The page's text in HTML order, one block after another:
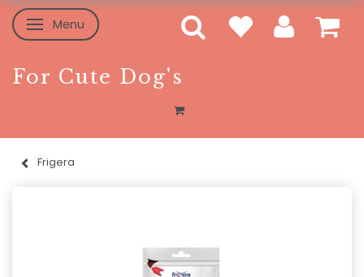
Skifte navigation
Menu
For Cute Dog's
Frigera